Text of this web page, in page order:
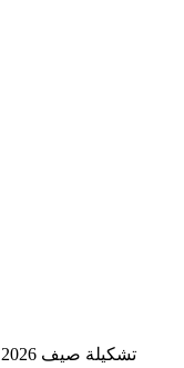
تشكيلة صيف 2026